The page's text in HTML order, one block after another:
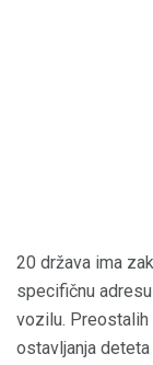
20 država ima
specifičnu
vozilu.
ostavljanja